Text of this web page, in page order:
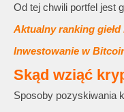
Od tej chwili portfel jest
Aktualny ranking
Inwestowanie w
Skąd wziąć
Sposoby pozyskiwania